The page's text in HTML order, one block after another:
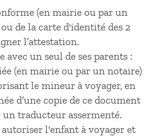
(en mairie ou par un
de la carte d'identité des 2
l’attestation.
avec un seul de ses parents :
(en mairie ou par un notaire)
le mineur à voyager, en
d’une copie de ce document
traducteur assermenté.
l'enfant à voyager et